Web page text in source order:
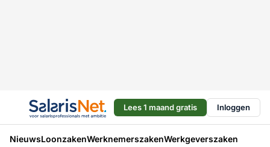
Lees 1 maand gratis Inloggen
NieuwsLoonzakenWerknemerszakenWerkgeverszaken